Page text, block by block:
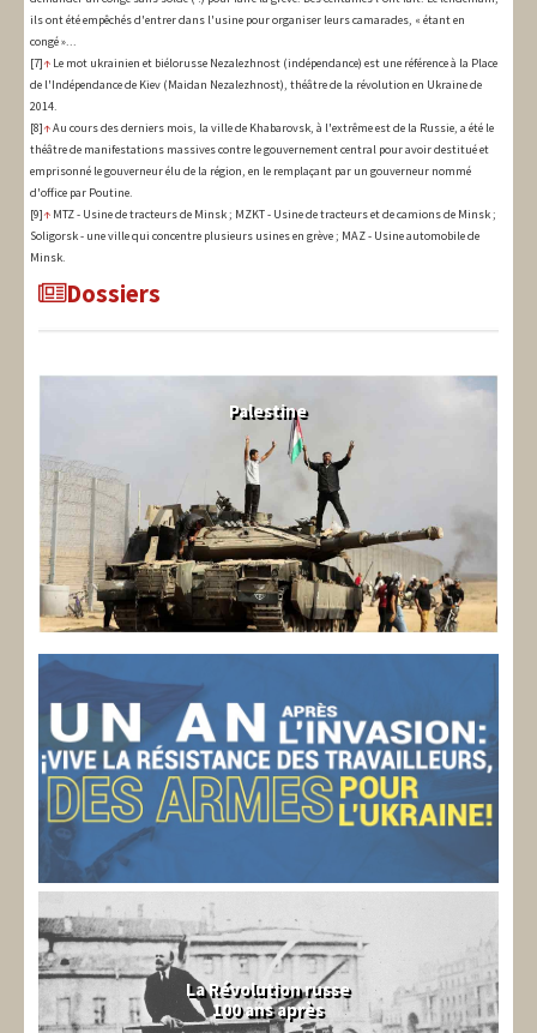
ils ont été empêchés d'entrer dans l'usine pour organiser leurs camarades, « étant en
congé »...
[7]↑ Le mot ukrainien et biélorusse Nezalezhnost (indépendance) est une référence à la Place
de l'Indépendance de Kiev (Maidan Nezalezhnost), théâtre de la révolution en Ukraine de
2014.
[8]↑Au cours des derniers mois, la ville de Khabarovsk, à l'extrême est de la Russie, a été le
théâtre de manifestations massives contre le gouvernement central pour avoir destitué et
emprisonné le gouverneur élu de la région, en le remplaçant par un gouverneur nommé
d'office par Poutine.
[9]↑ MTZ - Usine de tracteurs de Minsk ; MZKT - Usine de tracteurs et de camions de Minsk ;
Soligorsk - une ville qui concentre plusieurs usines en grève ; MAZ - Usine automobile de
Minsk.
Dossiers
Palestine
La Révolution russe
100 ans après